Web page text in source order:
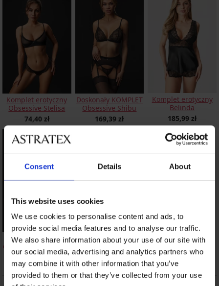
Consent Details About
This website uses cookies
We use cookies to personalise content and ads, to
provide social media features and to analyse our traffic.
We also share information about your use of our site with
our social media, advertising and analytics partners who
may combine it with other information that you’ve
provided to them or that they’ve collected from your use
Komplet erotyczny
Obsessive Stelisa
74,40 zł
Doskonały KOMPLET
Obsessive Shibu
169,39 zł
Komplet erotyczny
Belinda
185,99 zł
Komplet erotyczny
Obsessive Blomentis
154,69 zł
OPIS